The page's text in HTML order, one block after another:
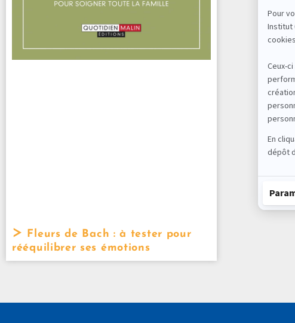
Fleurs de Bach : à tester pour
rééquilibrer ses émotions